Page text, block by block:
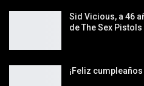
Sid Vicious, a 46
de The Sex Pistols
¡Feliz